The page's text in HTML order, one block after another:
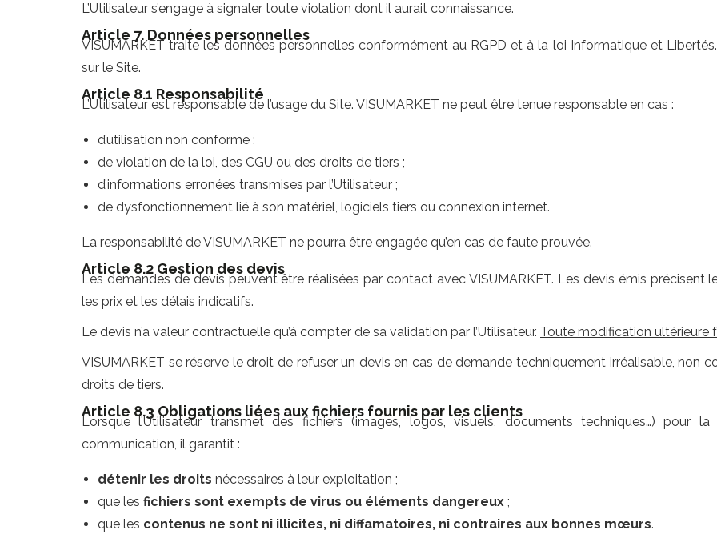
L’Utilisateur s’engage à signaler toute violation dont il aurait connaissance.
Article 7. Données personnelles
VISUMARKET traite les données personnelles conformément au RGPD et à la loi Informatique et
sur le Site.
Article 8.1 Responsabilité
L’Utilisateur est responsable de l’usage du Site. VISUMARKET ne peut être tenue responsable en cas :
d’utilisation non conforme ;
de violation de la loi, des CGU ou des droits de tiers ;
d’informations erronées transmises par l’Utilisateur ;
de dysfonctionnement lié à son matériel, logiciels tiers ou connexion internet.
La responsabilité de VISUMARKET ne pourra être engagée qu’en cas de faute prouvée.
Article 8.2 Gestion des devis
Les demandes de devis peuvent être réalisées par contact avec VISUMARKET. Les devis émis précisent
les prix et les délais indicatifs.
Le devis n’a valeur contractuelle qu’à compter de sa validation par l’Utilisateur. Toute modification ultérieure
VISUMARKET se réserve le droit de refuser un devis en cas de demande techniquement irréalisable, non
droits de tiers.
Article 8.3 Obligations liées aux fichiers fournis par les clients
Lorsque l’Utilisateur transmet des fichiers (images, logos, visuels, documents techniques…) pour
communication, il garantit :
détenir les droits nécessaires à leur exploitation ;
que les fichiers sont exempts de virus ou éléments dangereux ;
que les contenus ne sont ni illicites, ni diffamatoires, ni contraires aux bonnes mœurs.